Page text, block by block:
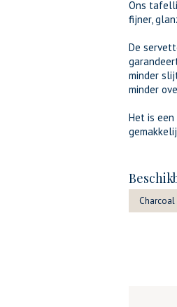
Ons
fijner,
De
minder
minder
Het is
Charcoal